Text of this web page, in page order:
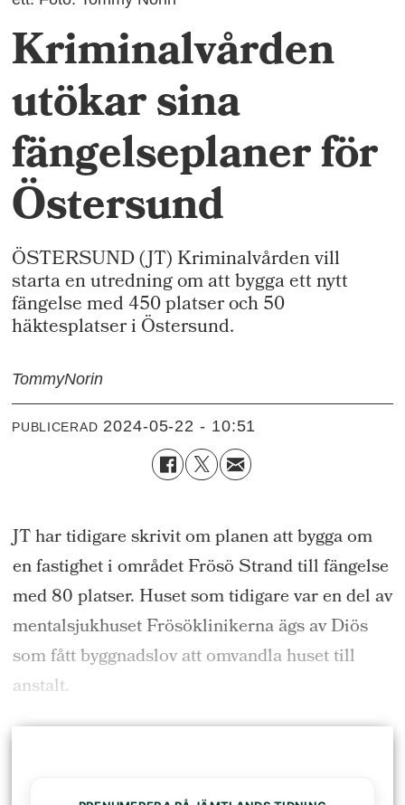
Kriminalvården
utökar sina
fängelseplaner för
Östersund
ÖSTERSUND (JT) Kriminalvården vill
starta en utredning om att bygga ett nytt
fängelse med 450 platser och 50
häktesplatser i Östersund.
TommyNorin
PUBLICERAD 2024-05-22 - 10:51
JT har tidigare skrivit om planen att bygga om
en fastighet i området Frösö Strand till fängelse
med 80 platser. Huset som tidigare var en del av
mentalsjukhuset Frösöklinikerna ägs av Diös
som fått byggnadslov att omvandla huset till
anstalt.